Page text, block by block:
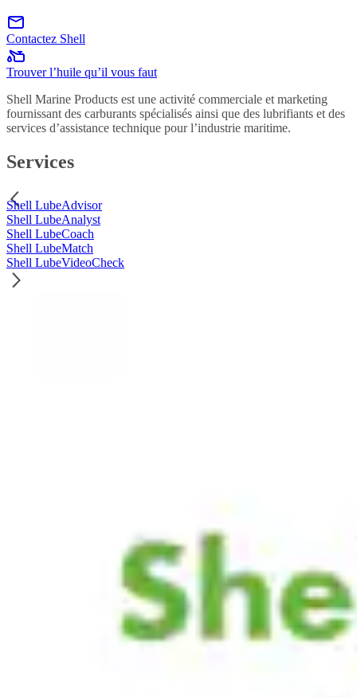
Contactez Shell
Trouver l’huile qu’il vous faut
Shell Marine Products est une activité commerciale et marketing
fournissant des carburants spécialisés ainsi que des lubrifiants et des
services d’assistance technique pour l’industrie maritime.
Services
Shell LubeAdvisor
Shell LubeAnalyst
Shell LubeCoach
Shell LubeMatch
Shell LubeVideoCheck